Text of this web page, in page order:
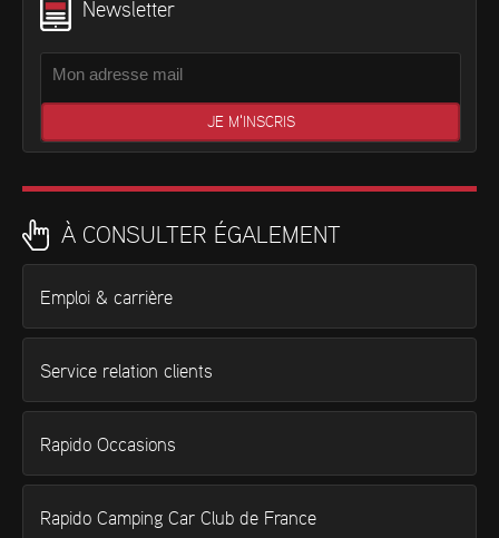
Newsletter
À CONSULTER ÉGALEMENT
Emploi & carrière
Service relation clients
Rapido Occasions
Rapido Camping Car Club de France